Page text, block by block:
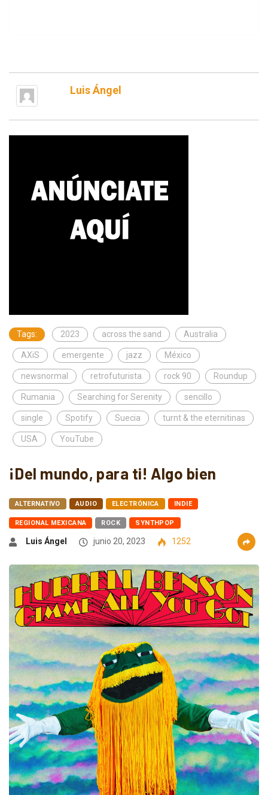
Luis Ángel
Tags: 2023 across the sand Australia
AXiS emergente jazz México
newsnormal retrofuturista rock 90 Roundup
Rumania Searching for Serenity sencillo
single Spotify Suecia turnt & the eternitinas
USA YouTube
¡Del mundo, para ti! Algo bien
ALTERNATIVO AUDIO ELECTRÓNICA INDIE
REGIONAL MEXICANA ROCK SYNTHPOP
Luis Ángel junio 20, 2023 1252